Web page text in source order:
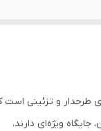
طرحدار و تزئینی است
ویژه‌ای دارند.